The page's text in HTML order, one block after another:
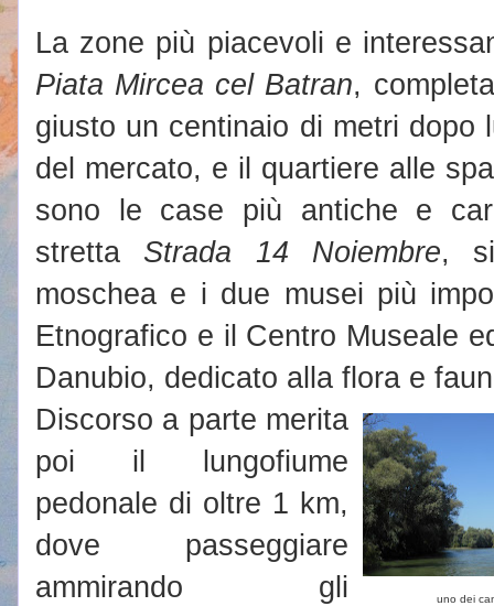
La zone più piacevoli e
Piata Mircea cel Batran,
giusto un centinaio di metri dopo
del mercato, e il quartiere alle
sono le case più antiche e
stretta Strada 14 Noiembre,
moschea e i due musei più
Etnografico e il Centro Museale
Danubio, dedicato alla flora e
uno dei
Discorso a parte merita
poi il lungofiume
pedonale di oltre 1 km,
dove passeggiare
ammirando gli